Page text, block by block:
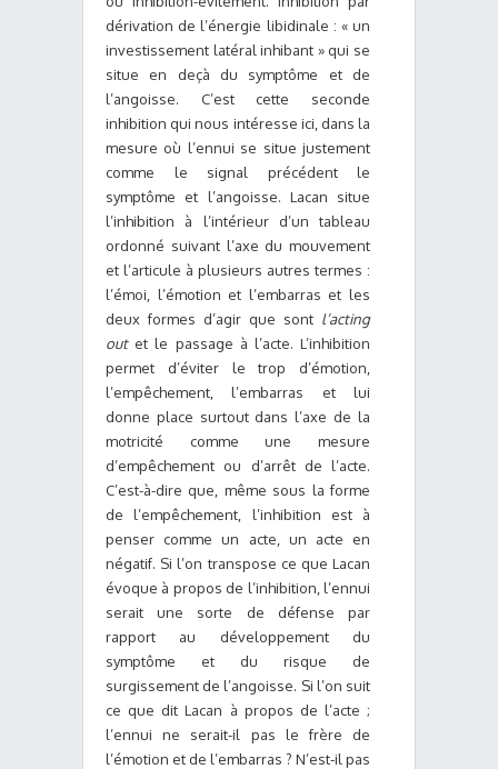
dérivation de l’énergie libidinale : « un
investissement latéral inhibant » qui se
situe en deçà du symptôme et de
l’angoisse. C’est cette seconde
inhibition qui nous intéresse ici, dans la
mesure où l’ennui se situe justement
comme le signal précédent le
symptôme et l’angoisse. Lacan situe
l’inhibition à l’intérieur d’un tableau
ordonné suivant l’axe du mouvement
et l’articule à plusieurs autres termes :
l’émoi, l’émotion et l’embarras et les
deux formes d’agir que sont l’acting
outet le passage à l’acte. L’inhibition
permet d’éviter le trop d’émotion,
l’empêchement, l’embarras et lui
donne place surtout dans l’axe de la
motricité comme une mesure
d’empêchement ou d’arrêt de l’acte.
C’est-à-dire que, même sous la forme
de l’empêchement, l’inhibition est à
penser comme un acte, un acte en
négatif. Si l’on transpose ce que Lacan
évoque à propos de l’inhibition, l’ennui
serait une sorte de défense par
rapport au développement du
symptôme et du risque de
surgissement de l’angoisse. Si l’on suit
ce que dit Lacan à propos de l’acte ;
l’ennui ne serait-il pas le frère de
l’émotion et de l’embarras ? N’est-il pas